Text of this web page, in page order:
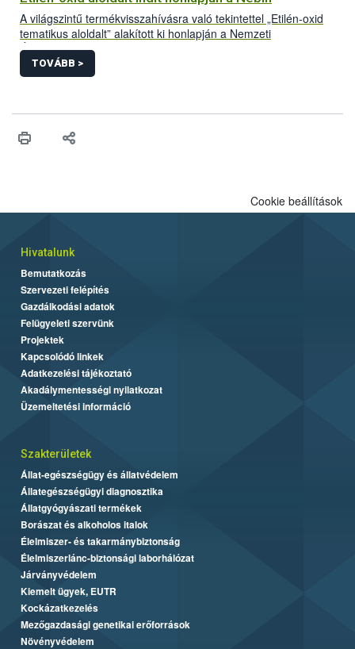
A világszintű termékvisszahívásra való tekintettel „Etilén-oxid
tematikus aloldalt” alakított ki honlapján a Nemzeti
Élelmiszerlánc-biztonsági Hivatal (Nébih). A folyamatosan
frissülő felületre azok a Magyarországon forgalomba hozott
termékek kerülnek, amelyek bizonyítottan etilén-oxiddal
TOVÁBB >
Cookie beállítások
Hivatalunk
Bemutatkozás
Szervezeti felépítés
Gazdálkodási adatok
Felügyeleti szervünk
Projektek
Kapcsolódó linkek
Adatkezelési tájékoztató
Akadálymentességi nyilatkozat
Üzemeltetési információ
Szakterületek
Állat-egészségügy és állatvédelem
Állategészségügyi diagnosztika
Állatgyógyászati termékek
Borászat és alkoholos italok
Élelmiszer- és takarmánybiztonság
Élelmiszerlánc-biztonsági laborhálózat
Járványvédelem
Kiemelt ügyek, EUTR
Kockázatkezelés
Mezőgazdasági genetikai erőforrások
Növényvédelem